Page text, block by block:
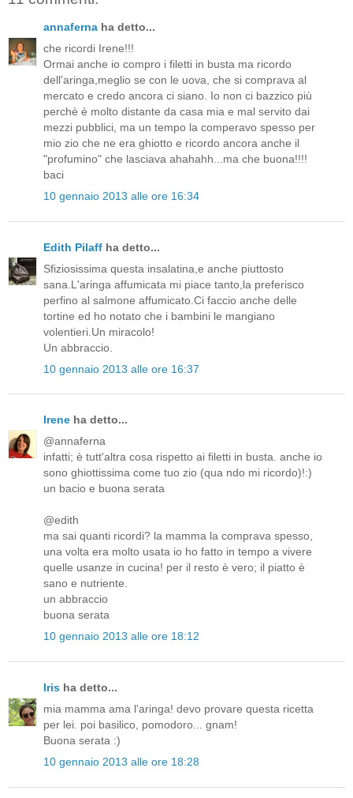
annaferna ha detto...
che ricordi Irene!!!
Ormai anche io compro i filetti in busta ma ricordo
dell'aringa,meglio se con le uova, che si comprava al
mercato e credo ancora ci siano. Io non ci bazzico più
perchè è molto distante da casa mia e mal servito dai
mezzi pubblici, ma un tempo la comperavo spesso per
mio zio che ne era ghiotto e ricordo ancora anche il
"profumino" che lasciava ahahahh...ma che buona!!!!
baci
10 gennaio 2013 alle ore 16:34
Edith Pilaff ha detto...
Sfiziosissima questa insalatina,e anche piuttosto
sana.L'aringa affumicata mi piace tanto,la preferisco
perfino al salmone affumicato.Ci faccio anche delle
tortine ed ho notato che i bambini le mangiano
volentieri.Un miracolo!
Un abbraccio.
10 gennaio 2013 alle ore 16:37
Irene ha detto...
@annaferna
infatti; è tutt'altra cosa rispetto ai filetti in busta. anche io
sono ghiottissima come tuo zio (qua ndo mi ricordo)!:)
un bacio e buona serata
@edith
ma sai quanti ricordi? la mamma la comprava spesso,
una volta era molto usata io ho fatto in tempo a vivere
quelle usanze in cucina! per il resto è vero; il piatto è
sano e nutriente.
un abbraccio
buona serata
10 gennaio 2013 alle ore 18:12
Iris ha detto...
mia mamma ama l'aringa! devo provare questa ricetta
per lei. poi basilico, pomodoro... gnam!
Buona serata :)
10 gennaio 2013 alle ore 18:28